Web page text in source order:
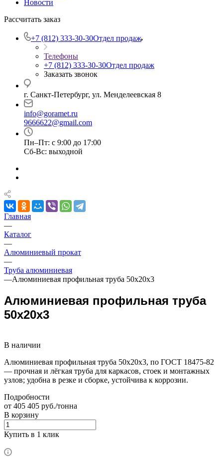
Новости
Рассчитать заказ
+7 (812) 333-30-30Отдел продаж
Телефоны
+7 (812) 333-30-30Отдел продаж
Заказать звонок
г. Санкт-Петербург, ул. Менделеевская 8
info@goramet.ru
9666622@gmail.com
Пн–Пт: с 9:00 до 17:00
Сб-Вс: выходной
Главная
—
Каталог
—
Алюминиевый прокат
—
Труба алюминиевая
—Алюминиевая профильная труба 50х20х3
Алюминиевая профильная труба
50х20х3
В наличии
Алюминиевая профильная труба 50х20х3, по ГОСТ 18475-82
— прочная и лёгкая труба для каркасов, стоек и монтажных
узлов; удобна в резке и сборке, устойчива к коррозии.
Подробности
от 405 405 руб./тонна
В корзину
Купить в 1 клик